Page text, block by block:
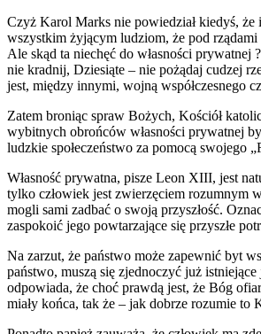
Czyż Karol Marks nie powiedział kiedyś, że
wszystkim żyjącym ludziom, że pod
Ale skąd ta niechęć do własności
nie kradnij, Dziesiąte – nie pożądaj cudzej
jest, między innymi, wojną współczesnego
Zatem broniąc spraw Bożych, Kościół
wybitnych obrońców własności prywatnej
ludzkie społeczeństwo za pomocą swojego
Własność prywatna, pisze Leon XIII, jest
tylko człowiek jest zwierzęciem rozumnym
mogli sami zadbać o swoją przyszłość.
zaspokoić jego powtarzające się przyszłe
Na zarzut, że państwo może zapewnić byt
państwo, muszą się zjednoczyć już
odpowiada, że choć prawdą jest, że Bóg
miały końca, tak że – jak dobrze rozumie to